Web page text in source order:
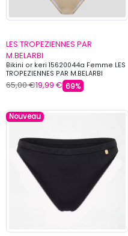
LES TROPEZIENNES PAR
M.BELARBI
Bikini or keri 15620044a Femme LES
TROPEZIENNES PAR M.BELARBI
65,00 €19,99 € 69%
Nouveau